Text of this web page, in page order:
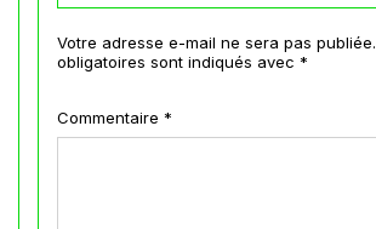
Votre adresse e-mail ne sera pas publiée.
obligatoires sont indiqués avec *
Commentaire *